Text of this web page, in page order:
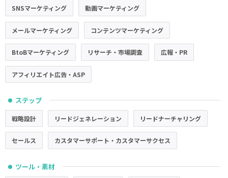
SNSマーケティング 動画マーケティング
メールマーケティング コンテンツマーケティング
BtoBマーケティング リサーチ・市場調査 広報・PR
アフィリエイト広告・ASP
● ステップ
戦略設計 リードジェネレーション リードナーチャリング
セールス カスタマーサポート・カスタマーサクセス
● ツール・素材